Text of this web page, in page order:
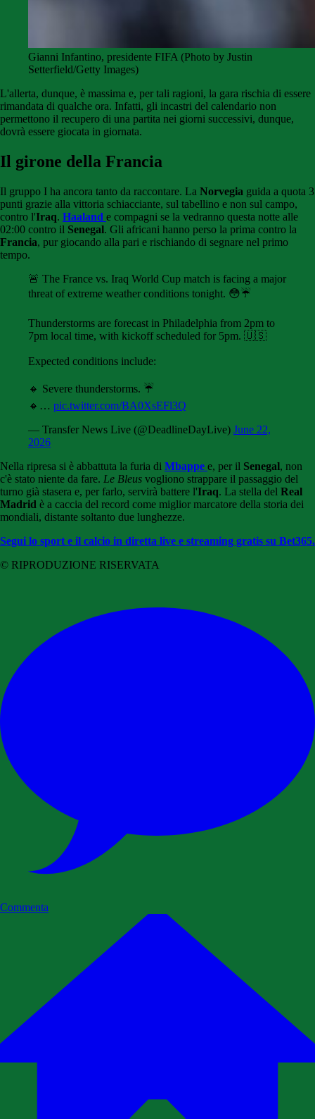
Gianni Infantino, presidente FIFA (Photo by Justin
Setterfield/Getty Images)
L'allerta, dunque, è massima e, per tali ragioni, la gara rischia di essere
rimandata di qualche ora. Infatti, gli incastri del calendario non
permettono il recupero di una partita nei giorni successivi, dunque,
dovrà essere giocata in giornata.
Il girone della Francia
Il gruppo I ha ancora tanto da raccontare. La Norvegia guida a quota 3
punti grazie alla vittoria schiacciante, sul tabellino e non sul campo,
contro l'Iraq. Haaland e compagni se la vedranno questa notte alle
02:00 contro il Senegal. Gli africani hanno perso la prima contro la
Francia, pur giocando alla pari e rischiando di segnare nel primo
tempo.
🚨 The France vs. Iraq World Cup match is facing a major
threat of extreme weather conditions tonight. 😳☔️
Thunderstorms are forecast in Philadelphia from 2pm to
7pm local time, with kickoff scheduled for 5pm. 🇺🇸
Expected conditions include:
🔸 Severe thunderstorms. ☔️
🔸… pic.twitter.com/BA0XsEFl3Q
— Transfer News Live (@DeadlineDayLive) June 22,
2026
Nella ripresa si è abbattuta la furia di Mbappe e, per il Senegal, non
c'è stato niente da fare. Le Bleus vogliono strappare il passaggio del
turno già stasera e, per farlo, servirà battere l'Iraq. La stella del Real
Madrid è a caccia del record come miglior marcatore della storia dei
mondiali, distante soltanto due lunghezze.
Segui lo sport e il calcio in diretta live e streaming gratis su Bet365.
© RIPRODUZIONE RISERVATA
Commenta